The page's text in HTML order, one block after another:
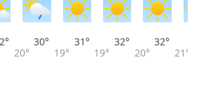
20°
30°
19°
31°
19°
32°
20°
32°
21°